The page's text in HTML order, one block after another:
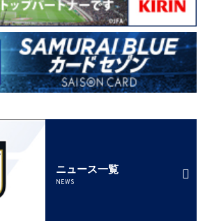
ニュース一覧
NEWS